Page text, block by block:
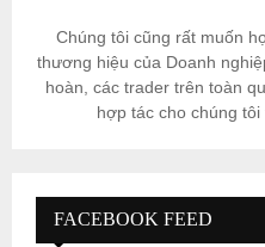
Chúng tôi cũng rất muốn
thương hiệu của Doanh
hoàn, các trader trên toàn
hợp tác cho chúng tôi
FACEBOOK FEED